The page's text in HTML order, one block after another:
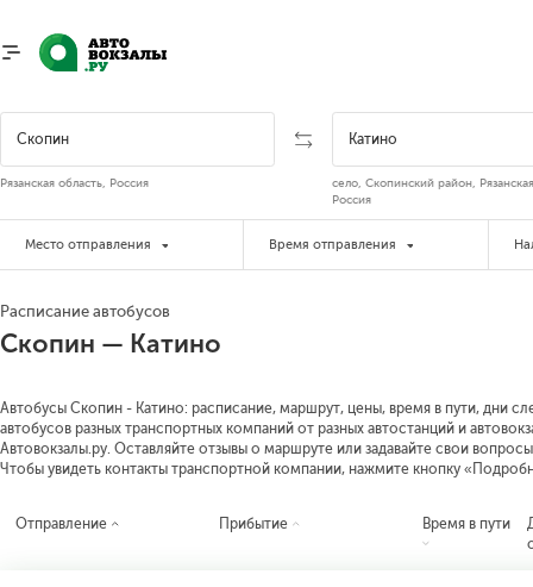
Рязанская область, Россия
село, Скопинский район,
Россия
Место отправления Время отправления
Расписание автобусов
Скопин — Катино
Автобусы Скопин - Катино: расписание, маршрут, цены, время в пути, дни
автобусов разных транспортных компаний от разных автостанций и
Автовокзалы.ру. Оставляйте отзывы о маршруте или задавайте свои
Чтобы увидеть контакты транспортной компании, нажмите кнопку
Отправление Прибытие Время в пути